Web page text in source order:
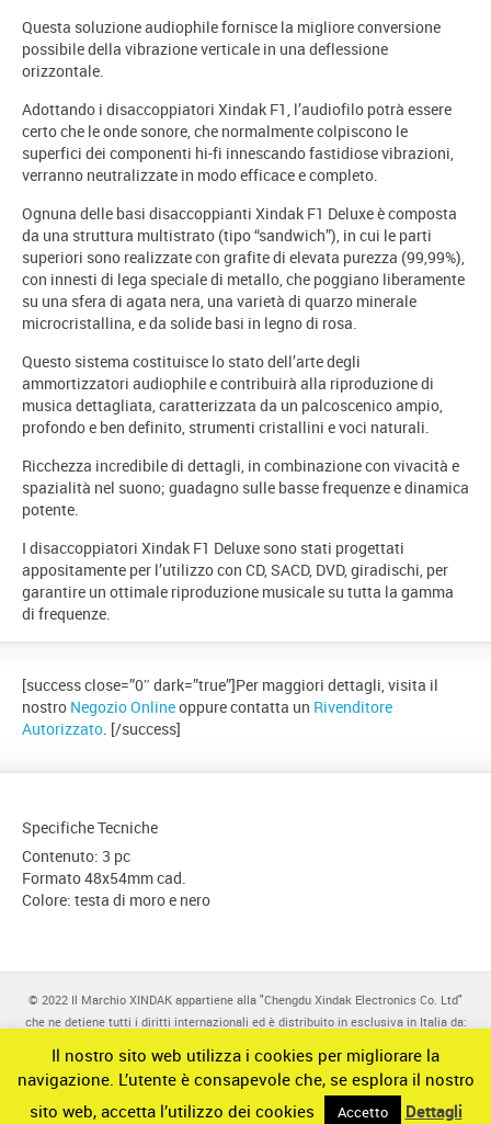
Questa soluzione audiophile fornisce la migliore conversione
possibile della vibrazione verticale in una deflessione
orizzontale.
Adottando i disaccoppiatori Xindak F1, l’audiofilo potrà essere
certo che le onde sonore, che normalmente colpiscono le
superfici dei componenti hi-fi innescando fastidiose vibrazioni,
verranno neutralizzate in modo efficace e completo.
Ognuna delle basi disaccoppianti Xindak F1 Deluxe è composta
da una struttura multistrato (tipo “sandwich”), in cui le parti
superiori sono realizzate con grafite di elevata purezza (99,99%),
con innesti di lega speciale di metallo, che poggiano liberamente
su una sfera di agata nera, una varietà di quarzo minerale
microcristallina, e da solide basi in legno di rosa.
Questo sistema costituisce lo stato dell’arte degli
ammortizzatori audiophile e contribuirà alla riproduzione di
musica dettagliata, caratterizzata da un palcoscenico ampio,
profondo e ben definito, strumenti cristallini e voci naturali.
Ricchezza incredibile di dettagli, in combinazione con vivacità e
spazialità nel suono; guadagno sulle basse frequenze e dinamica
potente.
I disaccoppiatori Xindak F1 Deluxe sono stati progettati
appositamente per l’utilizzo con CD, SACD, DVD, giradischi, per
garantire un ottimale riproduzione musicale su tutta la gamma
di frequenze.
[success close=”0″ dark=”true”]Per maggiori dettagli, visita il
nostro Negozio Onlineoppure contatta un Rivenditore
Autorizzato . [/success]
Specifiche Tecniche
Contenuto: 3 pc
Formato 48x54mm cad.
Colore: testa di moro e nero
© 2022 Il Marchio XINDAK appartiene alla "Chengdu Xindak Electronics Co. Ltd"
che ne detiene tutti i diritti internazionali ed è distribuito in esclusiva in Italia da:
IT12844831003.
Chengdu Xindak Electronics Co. Ltd has all rights reserved on brands, images and
products.
Il nostro sito web utilizza i cookies per migliorare la
navigazione. L’utente è consapevole che, se esplora il nostro
sito web, accetta l’utilizzo dei cookies
Accetto Dettagli